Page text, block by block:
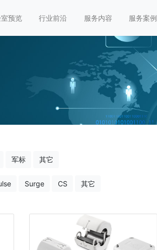
预览 行业前沿 服务内容 服务案例
军标 其它
Surge CS 其它